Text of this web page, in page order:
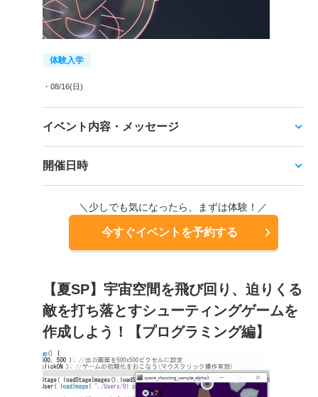
体験入学
・08/16(日)
イベント内容・メッセージ
開催日時
＼少しでも気になったら、まずは体験！／
今すぐイベントを予約する
【夏SP】宇宙空間を飛び回り、迫りくる
敵を打ち落とすシューティングゲームを
作成しよう！【プログラミング編】